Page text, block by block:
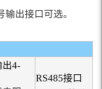
出接口可选。
出4-
RS485接口